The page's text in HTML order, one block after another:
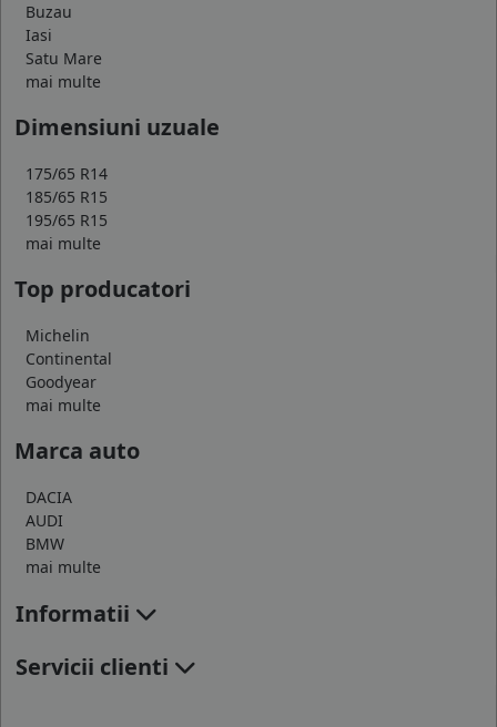
Buzau
Iasi
Satu Mare
mai multe
Dimensiuni uzuale
175/65 R14
185/65 R15
195/65 R15
mai multe
Top producatori
Michelin
Continental
Goodyear
mai multe
Marca auto
DACIA
AUDI
BMW
mai multe
Informatii
Servicii clienti